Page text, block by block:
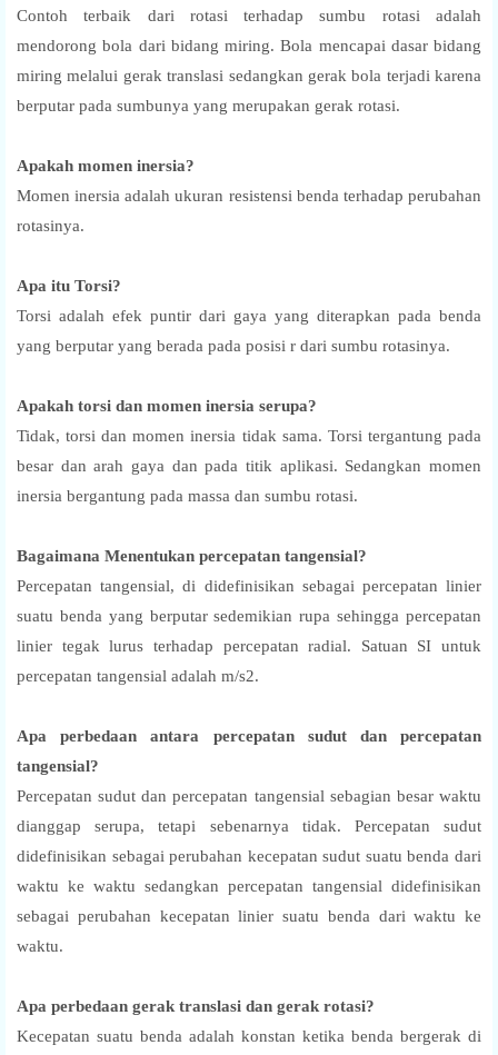
Contoh terbaik dari rotasi terhadap sumbu rotasi adalah
mendorong bola dari bidang miring. Bola mencapai dasar bidang
miring melalui gerak translasi sedangkan gerak bola terjadi karena
berputar pada sumbunya yang merupakan gerak rotasi.
Apakah momen inersia?
Momen inersia adalah ukuran resistensi benda terhadap perubahan
rotasinya.
Apa itu Torsi?
Torsi adalah efek puntir dari gaya yang diterapkan pada benda
yang berputar yang berada pada posisi r dari sumbu rotasinya.
Apakah torsi dan momen inersia serupa?
Tidak, torsi dan momen inersia tidak sama. Torsi tergantung pada
besar dan arah gaya dan pada titik aplikasi. Sedangkan momen
inersia bergantung pada massa dan sumbu rotasi.
Bagaimana Menentukan percepatan tangensial?
Percepatan tangensial, di didefinisikan sebagai percepatan linier
suatu benda yang berputar sedemikian rupa sehingga percepatan
linier tegak lurus terhadap percepatan radial. Satuan SI untuk
percepatan tangensial adalah m/s2.
Apa perbedaan antara percepatan sudut dan percepatan
tangensial?
Percepatan sudut dan percepatan tangensial sebagian besar waktu
dianggap serupa, tetapi sebenarnya tidak. Percepatan sudut
didefinisikan sebagai perubahan kecepatan sudut suatu benda dari
waktu ke waktu sedangkan percepatan tangensial didefinisikan
sebagai perubahan kecepatan linier suatu benda dari waktu ke
waktu.
Apa perbedaan gerak translasi dan gerak rotasi?
Kecepatan suatu benda adalah konstan ketika benda bergerak di